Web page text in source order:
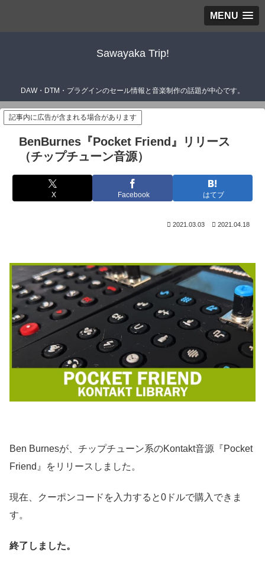
MENU
Sawayaka Trip!
DAW・DTM・プラグインのセール情報と音楽制作の話題が中心です。
記事内に広告が含まれる場合があります
BenBurnes『Pocket Friend』リリース
（チップチューン音源）
X Facebook はてブ
2021.03.03 2021.04.18
Ben Burnesが、チップチューン系のKontakt音源『Pocket
Friend』をリリースしました。
現在、クーポンコードを入力すると0ドルで購入できま
す。
終了しました。